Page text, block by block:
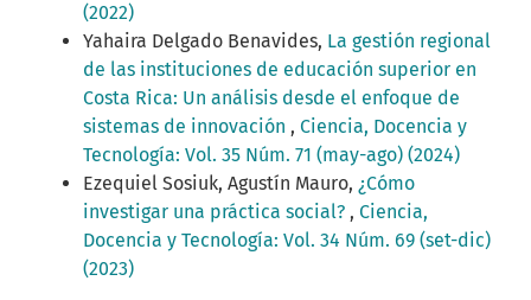
(2022)
Yahaira Delgado Benavides, La gestión regional
de las instituciones de educación superior en
Costa Rica: Un análisis desde el enfoque de
sistemas de innovación , Ciencia, Docencia y
Tecnología: Vol. 35 Núm. 71 (may-ago) (2024)
Ezequiel Sosiuk, Agustín Mauro, ¿Cómo
investigar una práctica social? , Ciencia,
Docencia y Tecnología: Vol. 34 Núm. 69 (set-dic)
(2023)